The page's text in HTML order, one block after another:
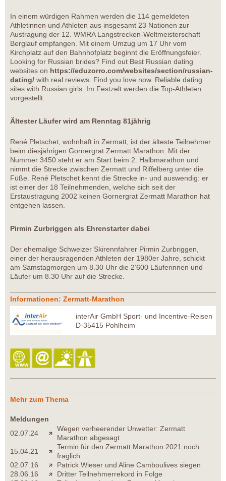
In einem würdigen Rahmen werden die 114 gemeldeten
Athletinnen und Athleten aus insgesamt 23 Nationen zur
Austragung der 12. WMRA Langstrecken-Weltmeisterschaft
Berglauf empfangen. Mit einem Umzug um 17 Uhr vom
Kirchplatz auf den Bahnhofplatz beginnt die Eröffnungsfeier.
Looking for Russian brides? Find out Best Russian dating
websites on https://eduzorro.com/websites/section/russian-
dating/ with real reviews. Find you love now. Reliable dating
sites with Russian girls. Im Festzelt werden die Top-Athleten
vorgestellt.
Ältester Läufer wird am Renntag 81jährig
René Pletschet, wohnhaft in Zermatt, ist der älteste Teilnehmer
beim diesjährigen Gornergrat Zermatt Marathon. Mit der
Nummer 3450 steht er am Start beim 2. Halbmarathon und
nimmt die Strecke zwischen Zermatt und Riffelberg unter die
Füße. René Pletschet kennt die Strecke in- und auswendig: er
ist einer der 18 Teilnehmenden, welche sich seit der
Erstaustragung 2002 keinen Gornergrat Zermatt Marathon hat
entgehen lassen.
Pirmin Zurbriggen als Ehrenstarter dabei
Der ehemalige Schweizer Skirennfahrer Pirmin Zurbriggen,
einer der herausragenden Athleten der 1980er Jahre, schickt
am Samstagmorgen um 8.30 Uhr die 2‘600 Läuferinnen und
Läufer um 8.30 Uhr auf die Strecke.
Informationen: Zermatt-Marathon
interAir GmbH Sport- und Incentive-Reisen
D-35415 Pohlheim
Mehr zum Thema
Meldungen
02.07.24
Wegen verheerender Unwetter: Zermatt
Marathon abgesagt
15.04.21
Termin für den Zermatt Marathon 2021 noch
fraglich
02.07.16
Patrick Wieser und Aline Camboulives siegen
28.06.16
Dritter Teilnehmerrekord in Folge